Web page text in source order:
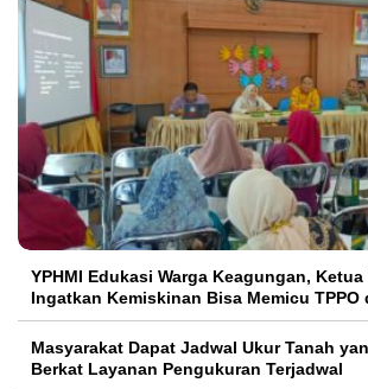
YPHMI Edukasi Warga Keagungan,
Ingatkan Kemiskinan Bisa Memicu TPPO
Masyarakat Dapat Jadwal Ukur Tanah
Berkat Layanan Pengukuran Terjadwal